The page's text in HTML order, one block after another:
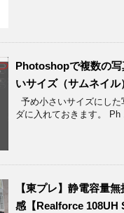
Photoshopで複数の写
いサイズ（サムネイ
予め小さいサイズにし
ダに入れておきます。 Ph
【東プレ】静電容量
感【Realforce 108UH